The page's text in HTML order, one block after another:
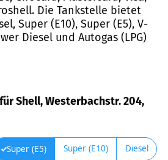
Die Tankstelle bietet
Super (E10), Super (E5), V-
Diesel und Autogas (LPG)
Shell, Westerbachstr. 204,
Super (E5) Super (E10) Diesel